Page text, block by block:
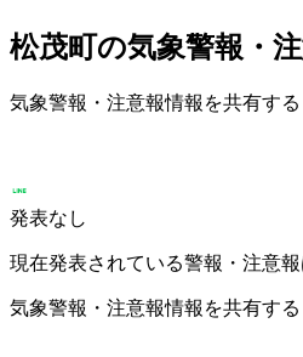
松茂町の気象警報・
気象警報・注意報情報を共有する
発表なし
現在発表されている警報・注意報
気象警報・注意報情報を共有する